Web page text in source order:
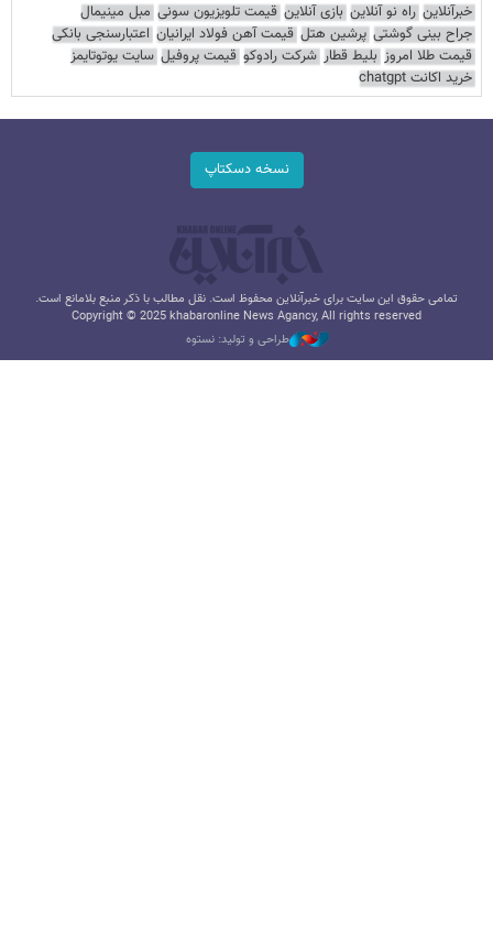
خبرآنلاین راه نو آنلاین بازی آنلاین قیمت تلویزیون سونی مبل مینیمال
جراح بینی گوشتی پرشین هتل قیمت آهن فولاد ایرانیان اعتبارسنجی بانکی
قیمت طلا امروز بلیط قطار شرکت رادوکو قیمت پروفیل سایت یوتوتایمز
خرید اکانت chatgpt
نسخه دسکتاپ
تمامی حقوق این سایت برای خبرآنلاین محفوظ است. نقل مطالب با ذکر منبع بلامانع است.
Copyright © 2025 khabaronline News Agancy, All rights reserved
طراحی و تولید: نستوه